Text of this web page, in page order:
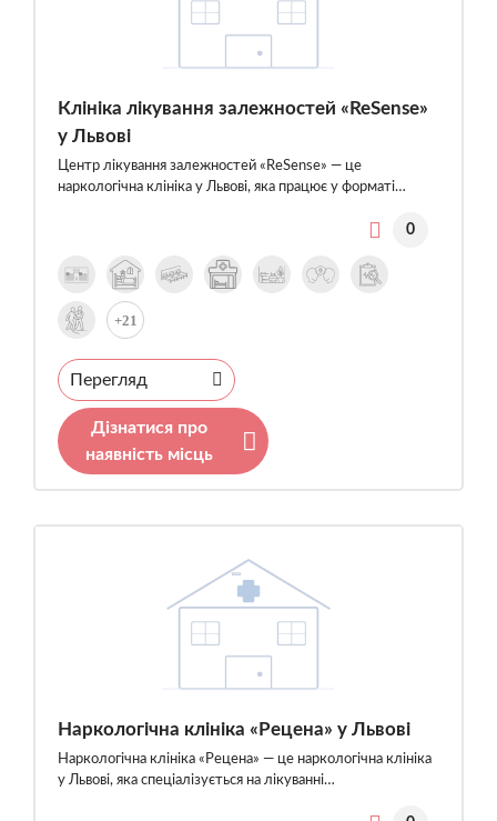
Клініка лікування залежностей «ReSense»
у Львові
Центр лікування залежностей «ReSense» — це
наркологічна клініка у Львові, яка працює у форматі…
0
+21
Перегляд
Дізнатися про
наявність місць
Наркологічна клініка «Рецена» у Львові
Наркологічна клініка «Рецена» — це наркологічна клініка
у Львові, яка спеціалізується на лікуванні…